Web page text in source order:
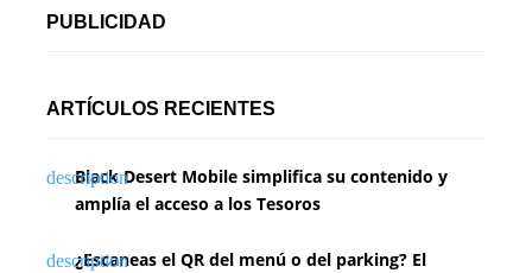
PUBLICIDAD
ARTÍCULOS RECIENTES
Black Desert Mobile simplifica su contenido y
amplía el acceso a los Tesoros
¿Escaneas el QR del menú o del parking? El